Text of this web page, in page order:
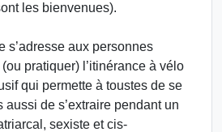
les bienvenues).
s’adresse aux personnes
pratiquer) l’itinérance à vélo
qui permette à toustes de se
de s’extraire pendant un
sexiste et cis-